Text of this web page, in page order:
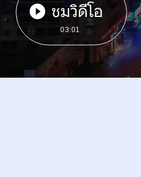
ชมวิดีโอ
03:01